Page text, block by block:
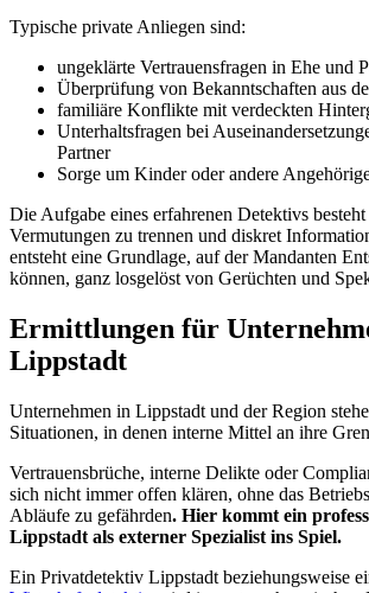
Typische private Anliegen sind:
ungeklärte Vertrauensfragen in Ehe und
Überprüfung von Bekanntschaften aus
familiäre Konflikte mit verdeckten
Unterhaltsfragen bei
Partner
Sorge um Kinder oder andere
Die Aufgabe eines erfahrenen Detektivs
Vermutungen zu trennen und diskret
entsteht eine Grundlage, auf der Mandanten
können, ganz losgelöst von Gerüchten und
Ermittlungen für
Lippstadt
Unternehmen in Lippstadt und der Region
Situationen, in denen interne Mittel an ihre
Vertrauensbrüche, interne Delikte oder
sich nicht immer offen klären, ohne das
Abläufe zu gefährden. Hier kommt ein
Lippstadt als externer Spezialist ins Spiel.
Ein Privatdetektiv Lippstadt beziehungsweise